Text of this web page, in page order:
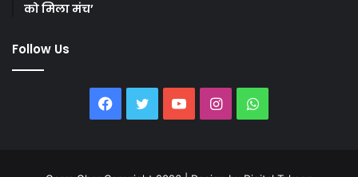
को मिला मंच’
Follow Us
Facebook
TwitterYouTubeInstagramWhatsApp